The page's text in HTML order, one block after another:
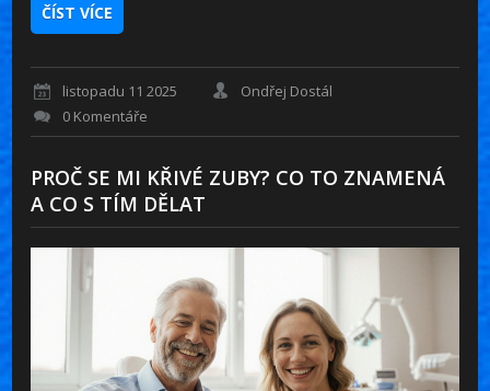
ČÍST VÍCE
listopadu 11 2025
Ondřej Dostál
0 Komentáře
PROČ SE MI KŘIVÉ ZUBY? CO TO ZNAMENÁ
A CO S TÍM DĚLAT